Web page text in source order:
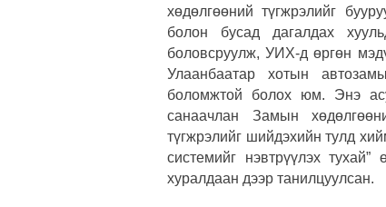
хөдөлгөөний түгжрэлийг
болон бусад дагалдах
боловсруулж, УИХ-д өргөн
Улаанбаатар хотын
боломжтой болох юм. Энэ
санаачлан Замын
түгжрэлийг шийдэхийн тулд
системийг нэвтрүүлэх
хуралдаан дээр танилцуулсан.